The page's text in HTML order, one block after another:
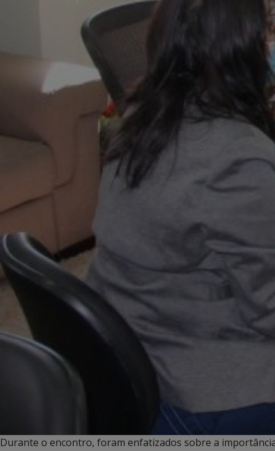
Durante o encontro, foram enfatizados sobre a